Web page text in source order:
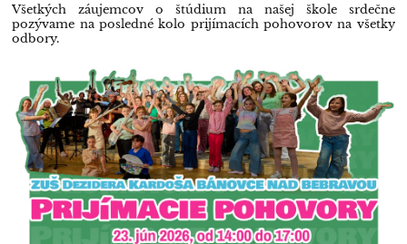
Všetkých záujemcov o štúdium na našej škole srdečne
pozývame na posledné kolo prijímacích pohovorov na všetky
odbory.